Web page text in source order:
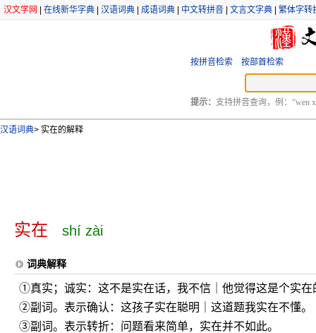
汉文学网 在线新华字典 汉语词典 成语词典 中文转拼音 文言文字典 繁体字转
按拼音检索 按部首检索
提示： 支持拼音查询，例：“wen
汉语词典> 实在的解释
实在 shí zài
词典解释
①真实；诚实：这不是实在话，我不信｜他觉得这是个实
②副词。表示确认：这孩子实在聪明｜这道题我实在不懂。
③副词。表示转折：问题看来简单，实在并不如此。